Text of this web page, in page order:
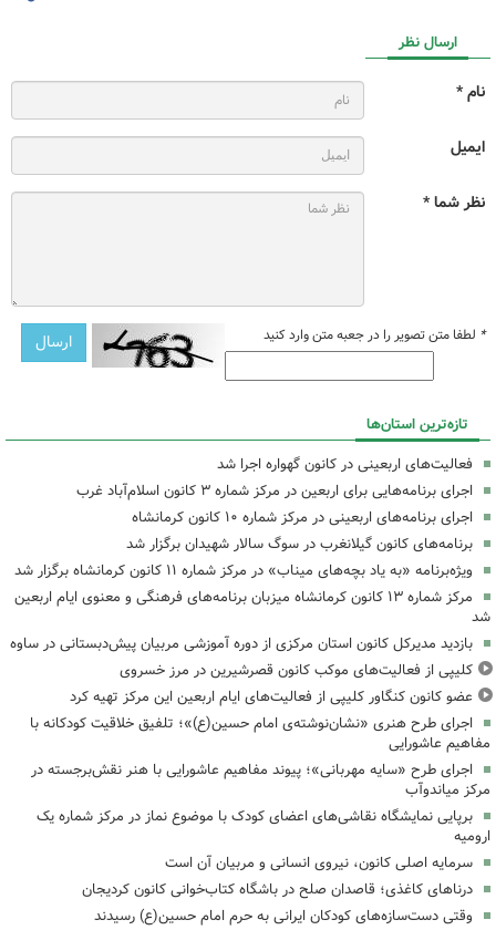
ارسال نظر
نام *
ایمیل
نظر شما *
* لطفا متن تصویر را در جعبه متن وارد کنید
تازه‌ترین استان‌ها
فعالیت‌های اربعینی در کانون گهواره اجرا شد
اجرای برنامه‌هایی برای اربعین در مرکز شماره ۳ کانون اسلام‌آباد غرب
اجرای برنامه‌های اربعینی در مرکز شماره ۱۰ کانون کرمانشاه
برنامه‌های کانون گیلانغرب در سوگ سالار شهیدان برگزار شد
ویژه‌برنامه «به یاد بچه‌های میناب» در مرکز شماره ۱۱ کانون کرمانشاه برگزار شد
مرکز شماره ۱۳ کانون کرمانشاه میزبان برنامه‌های فرهنگی و معنوی ایام اربعین
شد
بازدید مدیرکل کانون استان مرکزی از دوره آموزشی مربیان پیش‌دبستانی در ساوه
کلیپی از فعالیت‌های موکب کانون قصرشیرین در مرز خسروی
عضو کانون کنگاور کلیپی از فعالیت‌های ایام اربعین این مرکز تهیه کرد
اجرای طرح هنری «نشان‌نوشته‌ی امام حسین(ع)»؛ تلفیق خلاقیت کودکانه با
مفاهیم عاشورایی
اجرای طرح «سایه مهربانی»؛ پیوند مفاهیم عاشورایی با هنر نقش‌برجسته در
مرکز میاندوآب
برپایی نمایشگاه نقاشی‌های اعضای کودک با موضوع نماز در مرکز شماره یک
ارومیه
سرمایه اصلی کانون، نیروی انسانی و مربیان آن است
درناهای کاغذی؛ قاصدان صلح در باشگاه کتاب‌خوانی کانون کردیجان
وقتی دست‌سازه‌های کودکان ایرانی به حرم امام حسین(ع) رسیدند